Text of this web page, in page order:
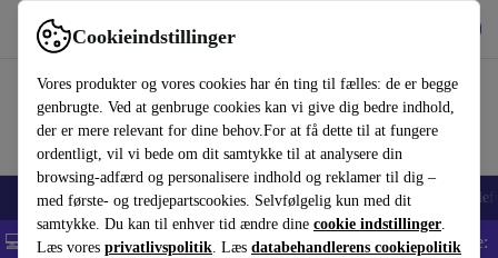
Cookieindstillinger
Vores produkter og vores cookies har én ting til fælles: de er begge
genbrugte. Ved at genbruge cookies kan vi give dig bedre indhold,
der er mere relevant for dine behov.For at få dette til at fungere
ordentligt, vil vi bede om dit samtykke til at analysere din
browsing-adfærd og personalisere indhold og reklamer til dig –
med første- og tredjepartscookies. Selvfølgelig kun med dit
samtykke. Du kan til enhver tid ændre dine cookie indstillinger.
Læs vores privatlivspolitik. Læs databehandlerens cookiepolitik
Brug refurbed hurtigt og nemt
Smartphones Bærbare Tablets Smartwatches Tilbehør
💻 Ekstra 5% rabat på alle MacBooks og bærbare computere - Kode: